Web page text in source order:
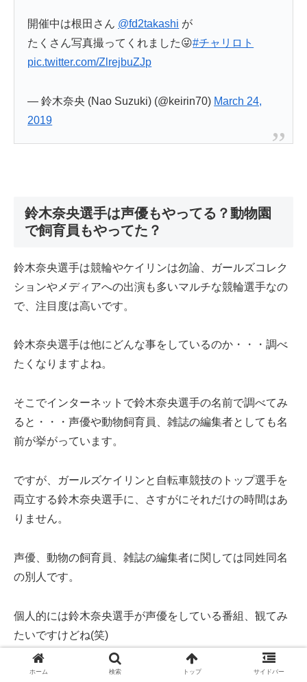
開催中は根田さん @fd2takashi が
たくさん写真撮ってくれました😜#チャリロト
pic.twitter.com/ZlrejbuZJp
— 鈴木奈央 (Nao Suzuki) (@keirin70) March 24,
2019
鈴木奈央選手は声優もやってる？動物園
で飼育員もやってた？
鈴木奈央選手は競輪やケイリンは勿論、ガールズコレク
ションやメディアへの出演も多いマルチな競輪選手なの
で、注目度は高いです。
鈴木奈央選手は他にどんな事をしているのか・・・調べ
たくなりますよね。
そこでインターネットで鈴木奈央選手の名前で調べてみ
ると・・・声優や動物飼育員、雑誌の編集者としても名
前が挙がっています。
ですが、ガールズケイリンと自転車競技のトップ選手を
両立する鈴木奈央選手に、さすがにそれだけの時間はあ
りません。
声優、動物の飼育員、雑誌の編集者に関しては同姓同名
の別人です。
個人的には鈴木奈央選手が声優をしている番組、観てみ
たいですけどね(笑)
ホーム 検索 トップ サイドバー